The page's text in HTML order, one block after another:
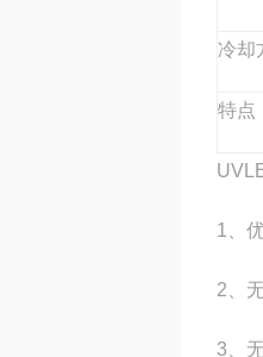
冷却
特点
1 、
2 、
3 、